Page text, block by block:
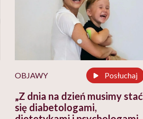
OBJAWY Posłuchaj
„Z dnia na dzień musimy stać
się diabetologami,